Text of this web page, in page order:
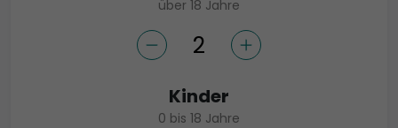
über 18 Jahre
Kinder
0 bis 18 Jahre